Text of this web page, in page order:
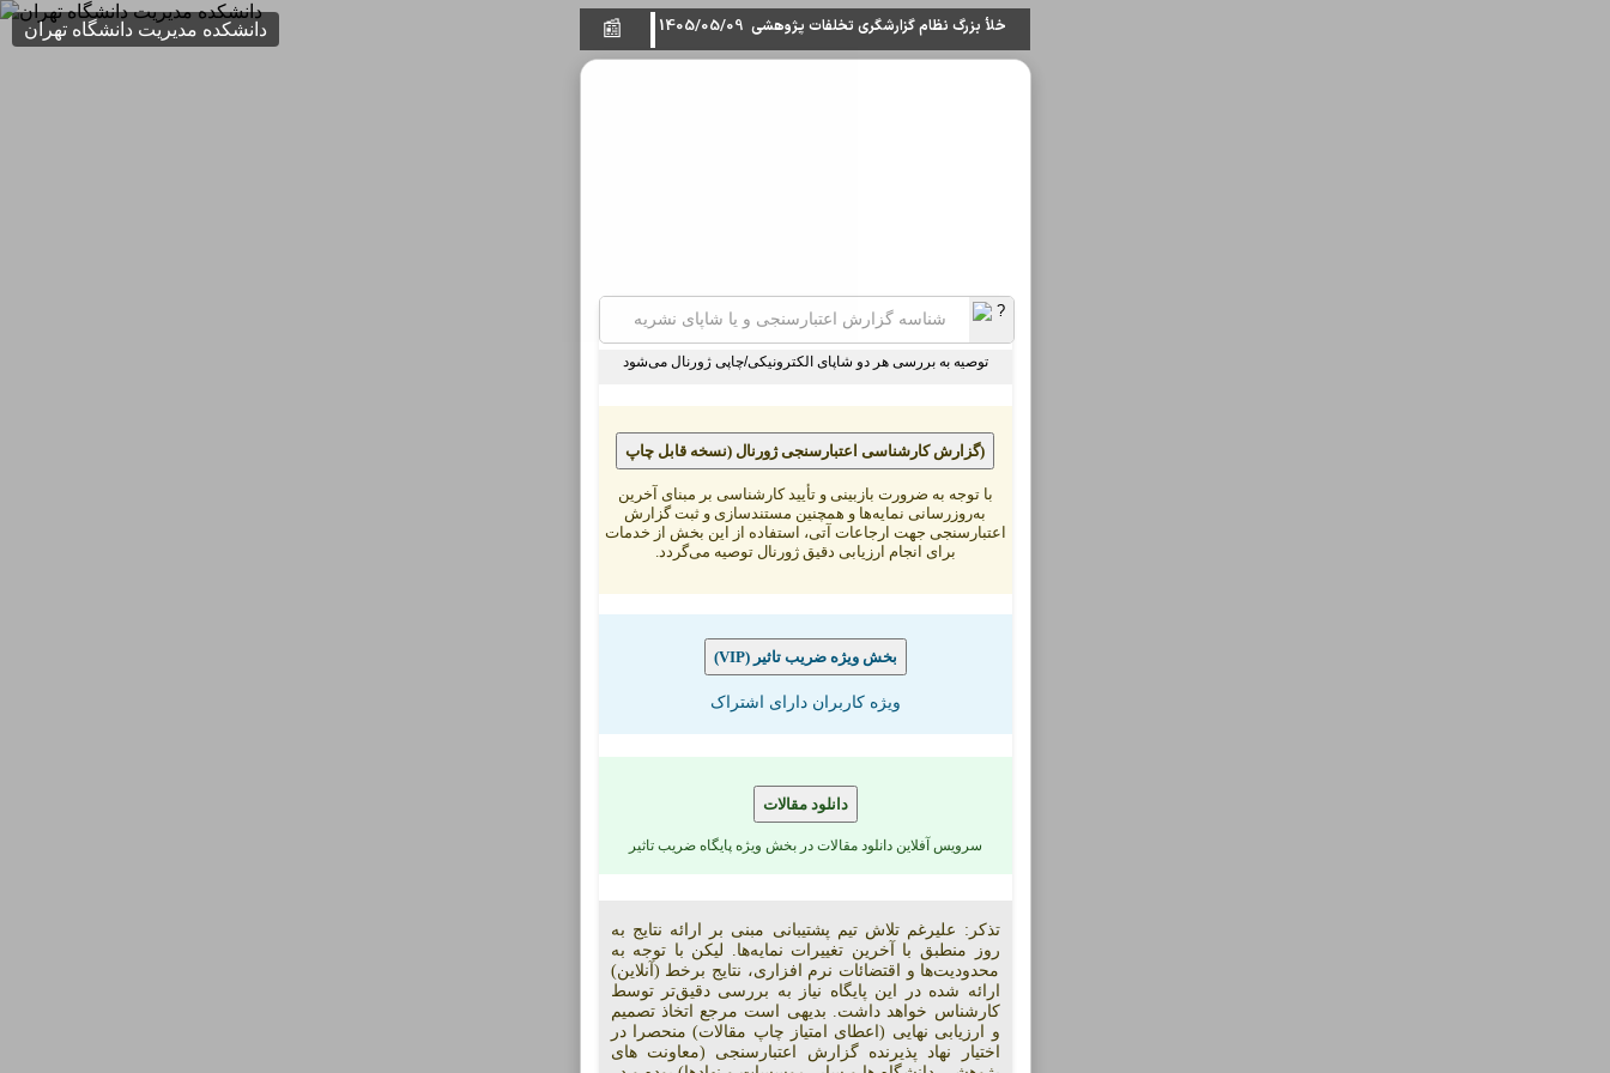
دانشکده مدیریت دانشگاه تهران خلأ بزرگ نظام گزارشگری تخلفات پژوهشی 1405/05/09
📰
توصیه به بررسی هر دو شاپای الکترونیکی/چاپی ژورنال می‌شود
گزارش کارشناسی اعتبارسنجی ژورنال (نسخه قابل چاپ)
با توجه به ضرورت بازبینی و تأیید کارشناسی بر مبنای آخرین
به‌روزرسانی نمایه‌ها و همچنین مستندسازی و ثبت گزارش
اعتبارسنجی جهت ارجاعات آتی، استفاده از این بخش از خدمات
برای انجام ارزیابی دقیق ژورنال توصیه می‌گردد.
(VIP) بخش ویژه ضریب تاثیر
ویژه کاربران دارای اشتراک
دانلود مقالات
سرویس آفلاین دانلود مقالات در بخش ویژه پایگاه ضریب تاثیر
تذکر: علیرغم تلاش تیم پشتیبانی مبنی بر ارائه نتایج به
روز منطبق با آخرین تغییرات نمایه‌ها. لیکن با توجه به
محدودیت‌ها و اقتضائات نرم افزاری، نتایج برخط (آنلاین)
ارائه شده در این پایگاه نیاز به بررسی دقیق‌تر توسط
کارشناس خواهد داشت. بدیهی است مرجع اتخاذ تصمیم
و ارزیابی نهایی (اعطای امتیاز چاپ مقالات) منحصرا در
اختیار نهاد پذیرنده گزارش اعتبارسنجی (معاونت های